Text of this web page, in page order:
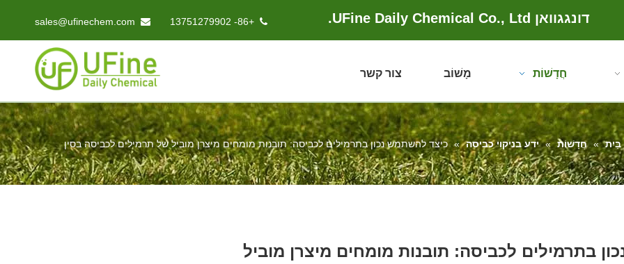

+86- 13751279902

sales@ufinechem.com דונגגוואן UFine Daily Chemical Co., Ltd.
חֲדָשׁוֹת מָשׁוֹב צור קשר
בַּיִת » חֲדָשׁוֹת » ידע בניקוי כביסה » כיצד להשתמש נכון בתרמילים לכביסה: תובנות מומחים מיצרן מוביל של תרמילים לכביסה בסין
בתרמילים לכביסה: תובנות מומחים מיצרן מוביל